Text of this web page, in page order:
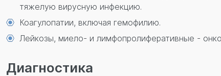
тяжелую вирусную инфекцию.
Коагулопатии, включая гемофилию.
Лейкозы, миело- и лимфопролиферативные -
Диагностика